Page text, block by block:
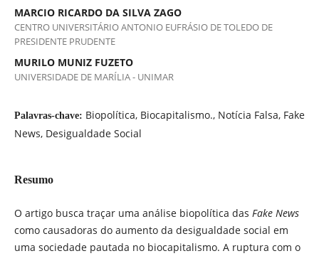
MARCIO RICARDO DA SILVA ZAGO
CENTRO UNIVERSITÁRIO ANTONIO EUFRÁSIO DE TOLEDO DE
PRESIDENTE PRUDENTE
MURILO MUNIZ FUZETO
UNIVERSIDADE DE MARÍLIA - UNIMAR
Palavras-chave: Biopolítica, Biocapitalismo., Notícia Falsa, Fake
News, Desigualdade Social
Resumo
O artigo busca traçar uma análise biopolítica das Fake News
como causadoras do aumento da desigualdade social em
uma sociedade pautada no biocapitalismo. A ruptura com o